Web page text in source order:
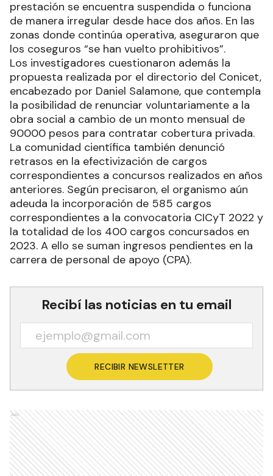
prestación se encuentra suspendida o funciona
de manera irregular desde hace dos años. En las
zonas donde continúa operativa, aseguraron que
los coseguros “se han vuelto prohibitivos”.
Los investigadores cuestionaron además la
propuesta realizada por el directorio del Conicet,
encabezado por Daniel Salamone, que contempla
la posibilidad de renunciar voluntariamente a la
obra social a cambio de un monto mensual de
90000 pesos para contratar cobertura privada.
La comunidad científica también denunció
retrasos en la efectivización de cargos
correspondientes a concursos realizados en años
anteriores. Según precisaron, el organismo aún
adeuda la incorporación de 585 cargos
correspondientes a la convocatoria CICyT 2022 y
la totalidad de los 400 cargos concursados en
2023. A ello se suman ingresos pendientes en la
carrera de personal de apoyo (CPA).
Recibí las noticias en tu email
RECIBIR NEWSLETTER
Ads